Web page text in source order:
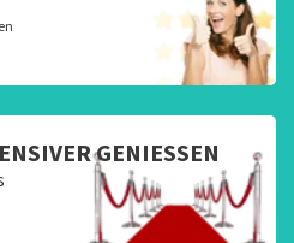
GENIESSEN